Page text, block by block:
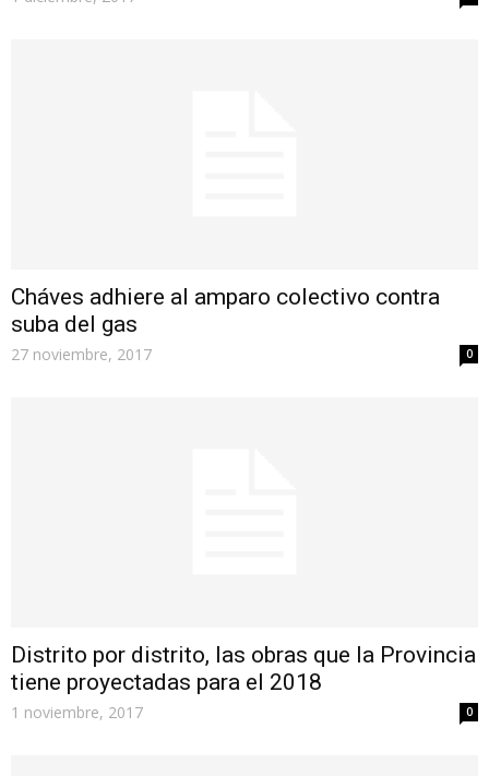
Cháves adhiere al amparo colectivo contra
suba del gas
27 noviembre, 2017 0
Distrito por distrito, las obras que la Provincia
tiene proyectadas para el 2018
1 noviembre, 2017 0